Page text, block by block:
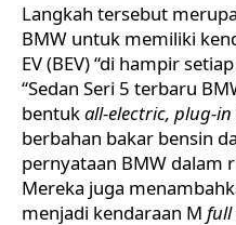
Langkah tersebut
BMW untuk memiliki
EV (BEV) “di hampir
“Sedan Seri 5 terbaru
bentukall-electric, plug-
berbahan bakar bensin
pernyataan BMW dalam
Mereka juga
menjadi kendaraan M full